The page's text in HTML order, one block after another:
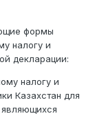
формы
налогу и
декларации:
налогу и
Казахстан для